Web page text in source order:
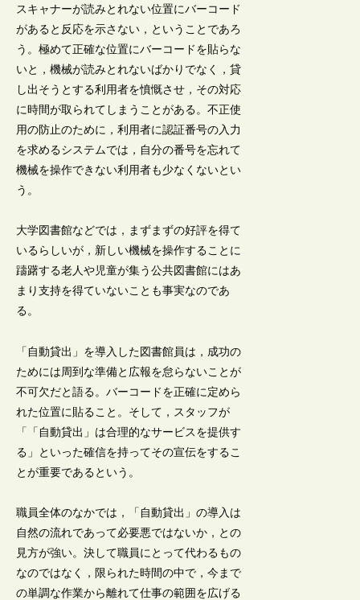
スキャナーが読みとれない位置にバーコード
があると反応を示さない，ということであろ
う。極めて正確な位置にバーコードを貼らな
いと，機械が読みとれないばかりでなく，貸
し出そうとする利用者を憤慨させ，その対応
に時間が取られてしまうことがある。不正使
用の防止のために，利用者に認証番号の入力
を求めるシステムでは，自分の番号を忘れて
機械を操作できない利用者も少なくないとい
う。
大学図書館などでは，まずまずの好評を得て
いるらしいが，新しい機械を操作することに
躊躇する老人や児童が集う公共図書館にはあ
まり支持を得ていないことも事実なのであ
る。
「自動貸出」を導入した図書館員は，成功の
ためには周到な準備と広報を怠らないことが
不可欠だと語る。バーコードを正確に定めら
れた位置に貼ること。そして，スタッフが
「「自動貸出」は合理的なサービスを提供す
る」といった確信を持ってその宣伝をするこ
とが重要であるという。
職員全体のなかでは，「自動貸出」の導入は
自然の流れであって必要悪ではないか，との
見方が強い。決して職員にとって代わるもの
なのではなく，限られた時間の中で，今まで
の単調な作業から離れて仕事の範囲を広げる